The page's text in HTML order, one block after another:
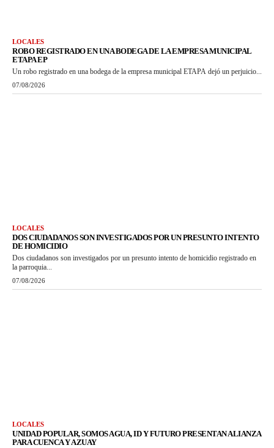
LOCALES
ROBO REGISTRADO EN UNA BODEGA DE LA EMPRESA MUNICIPAL
ETAPA EP
Un robo registrado en una bodega de la empresa municipal ETAPA dejó un perjuicio...
07/08/2026
LOCALES
DOS CIUDADANOS SON INVESTIGADOS POR UN PRESUNTO INTENTO
DE HOMICIDIO
Dos ciudadanos son investigados por un presunto intento de homicidio registrado en
la parroquia...
07/08/2026
LOCALES
UNIDAD POPULAR, SOMOS AGUA, ID Y FUTURO PRESENTAN ALIANZA
PARA CUENCA Y AZUAY